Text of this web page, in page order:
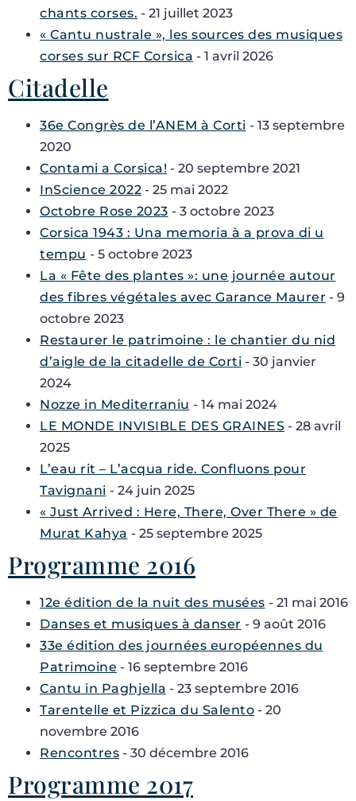
chants corses. - 21 juillet 2023
« Cantu nustrale », les sources des musiques
corses sur RCF Corsica - 1 avril 2026
Citadelle
36e Congrès de l’ANEM à Corti - 13 septembre
2020
Contami a Corsica! - 20 septembre 2021
InScience 2022 - 25 mai 2022
Octobre Rose 2023 - 3 octobre 2023
Corsica 1943 : Una memoria à a prova di u
tempu - 5 octobre 2023
La « Fête des plantes »: une journée autour
des fibres végétales avec Garance Maurer - 9
octobre 2023
Restaurer le patrimoine : le chantier du nid
d’aigle de la citadelle de Corti - 30 janvier
2024
Nozze in Mediterraniu - 14 mai 2024
LE MONDE INVISIBLE DES GRAINES - 28 avril
2025
L’eau rit – L’acqua ride. Confluons pour
Tavignani - 24 juin 2025
« Just Arrived : Here, There, Over There » de
Murat Kahya - 25 septembre 2025
Programme 2016
12e édition de la nuit des musées - 21 mai 2016
Danses et musiques à danser - 9 août 2016
33e édition des journées européennes du
Patrimoine - 16 septembre 2016
Cantu in Paghjella - 23 septembre 2016
Tarentelle et Pizzica du Salento - 20
novembre 2016
Rencontres - 30 décembre 2016
Programme 2017